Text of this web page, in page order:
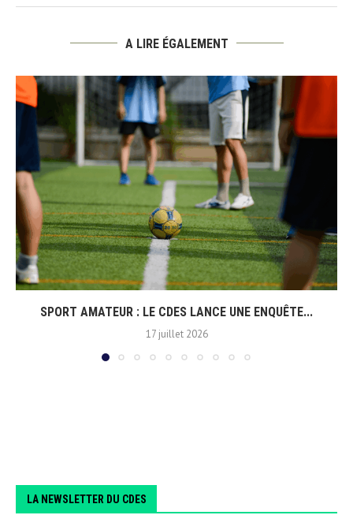
A LIRE ÉGALEMENT
SPORT AMATEUR : LE CDES LANCE UNE ENQUÊTE...
17 juillet 2026
LA NEWSLETTER DU CDES